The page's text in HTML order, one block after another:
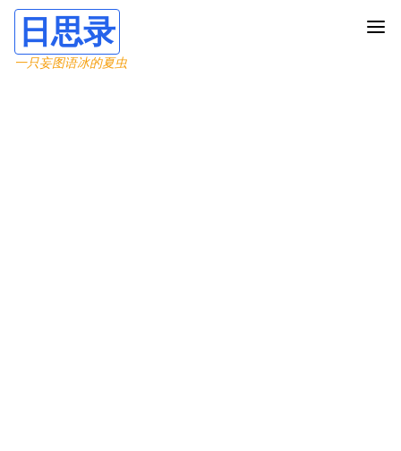
日思录
一只妄图语冰的夏虫